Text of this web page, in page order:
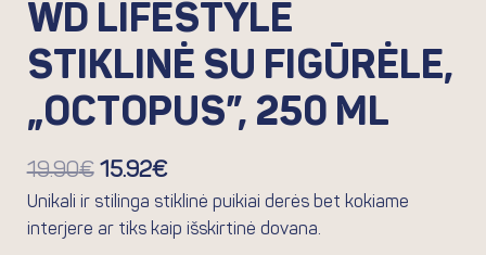
WD LIFESTYLE
STIKLINĖ SU FIGŪRĖLE,
„OCTOPUS”, 250 ML
19.90€ 15.92€
Unikali ir stilinga stiklinė puikiai derės bet kokiame
interjere ar tiks kaip išskirtinė dovana.